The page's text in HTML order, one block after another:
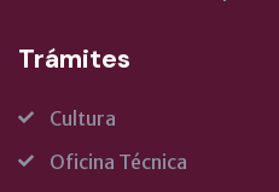
Trámites
Cultura
Oficina Técnica